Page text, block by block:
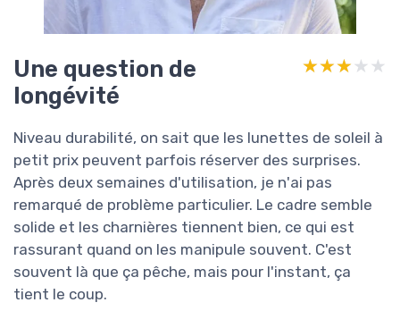
Une question de
longévité
★★★★★
★★★★★
Niveau durabilité, on sait que les lunettes de soleil à
petit prix peuvent parfois réserver des surprises.
Après deux semaines d'utilisation, je n'ai pas
remarqué de problème particulier. Le cadre semble
solide et les charnières tiennent bien, ce qui est
rassurant quand on les manipule souvent. C'est
souvent là que ça pêche, mais pour l'instant, ça
tient le coup.